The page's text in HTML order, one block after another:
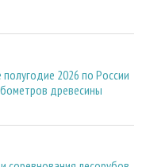
2026 по России
древесины